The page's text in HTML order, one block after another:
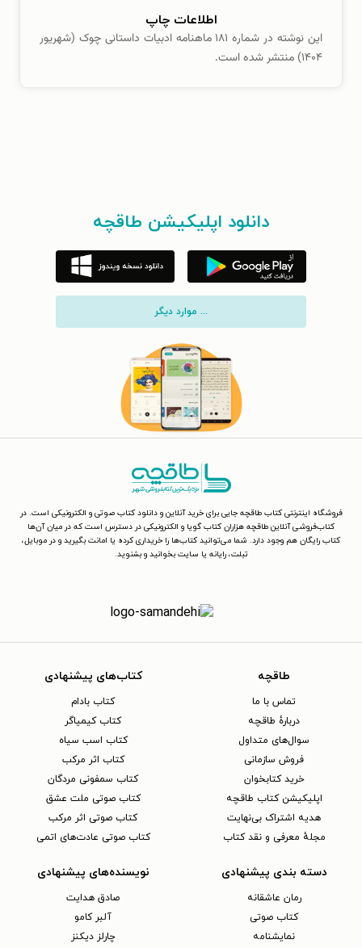
اطلاعات چاپ
این نوشته در شماره ۱۸۱ ماهنامه ادبیات داستانی چوک (شهریور
۱۴۰۴) منتشر شده است.
دانلود اپلیکیشن طاقچه
... موارد دیگر
فروشگاه اینترنتی کتاب طاقچه جایی برای خرید آنلاین و دانلود کتاب صوتی و الکترونیکی است. در
کتاب‌فروشی آنلاین طاقچه هزاران کتاب گویا و الکترونیکی در دسترس است که در میان آن‌ها
کتاب رایگان هم وجود دارد. شما می‌توانید کتاب‌ها را خریداری کرده یا امانت بگیرید و در موبایل،
تبلت، رایانه یا سایت بخوانید و بشنوید.
طاقچه
تماس با ما
دربارهٔ طاقچه
سوال‌های متداول
فروش سازمانی
خرید کتابخوان
اپلیکیشن کتاب طاقچه
هدیه اشتراک بی‌نهایت
مجلهٔ معرفی و نقد کتاب
کتاب‌های پیشنهادی
کتاب بادام
کتاب کیمیاگر
کتاب اسب سیاه
کتاب اثر مرکب
کتاب سمفونی مردگان
کتاب صوتی ملت عشق
کتاب صوتی اثر مرکب
کتاب صوتی عادت‌های اتمی
دسته بندی پیشنهادی
رمان عاشقانه
کتاب‌ صوتی
نمایشنامه
نویسنده‌های پیشنهادی
صادق هدایت
آلبر کامو
چارلز دیکنز